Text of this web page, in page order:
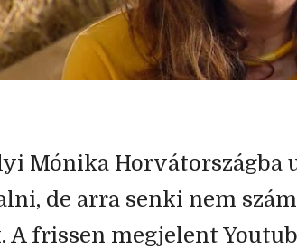
Mónika Horvátországba
de arra senki nem
A frissen megjelent